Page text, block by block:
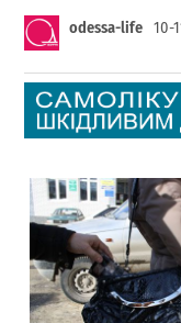
odessa-life 10-